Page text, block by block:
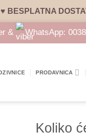
♥ BESPLATNA
& WhatsApp:
PRODAVNICA
Koliko